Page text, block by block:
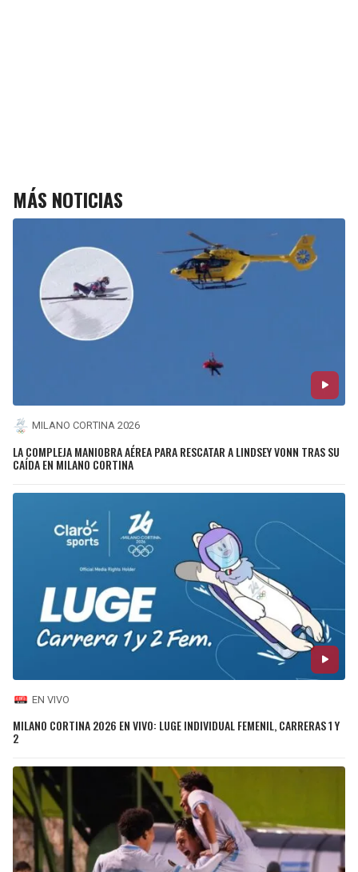
MÁS NOTICIAS
MILANO CORTINA 2026
LA COMPLEJA MANIOBRA AÉREA PARA RESCATAR A LINDSEY VONN TRAS SU
CAÍDA EN MILANO CORTINA
EN VIVO
MILANO CORTINA 2026 EN VIVO: LUGE INDIVIDUAL FEMENIL, CARRERAS 1 Y
2